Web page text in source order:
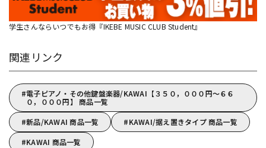
学生さんならいつでもお得『IKEBE MUSIC CLUB Student』
関連リンク
電子ピアノ・その他鍵盤楽器/KAWAI【３５０，０００円～６６
０，０００円】 商品一覧
新品/KAWAI 商品一覧
KAWAI/据え置きタイプ 商品一覧
KAWAI 商品一覧